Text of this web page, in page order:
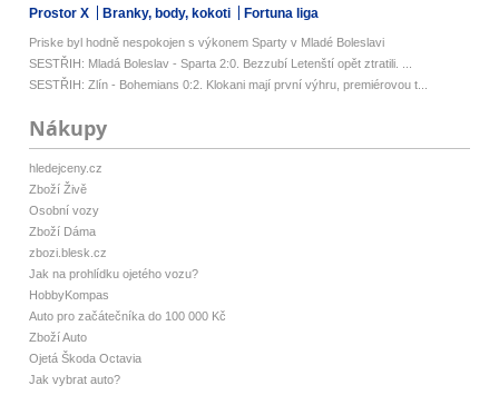
Prostor X Branky, body, kokoti Fortuna liga
Priske byl hodně nespokojen s výkonem Sparty v Mladé Boleslavi
SESTŘIH: Mladá Boleslav - Sparta 2:0. Bezzubí Letenští opět ztratili. ...
SESTŘIH: Zlín - Bohemians 0:2. Klokani mají první výhru, premiérovou t...
Nákupy
hledejceny.cz
Zboží Živě
Osobní vozy
Zboží Dáma
zbozi.blesk.cz
Jak na prohlídku ojetého vozu?
HobbyKompas
Auto pro začátečníka do 100 000 Kč
Zboží Auto
Ojetá Škoda Octavia
Jak vybrat auto?